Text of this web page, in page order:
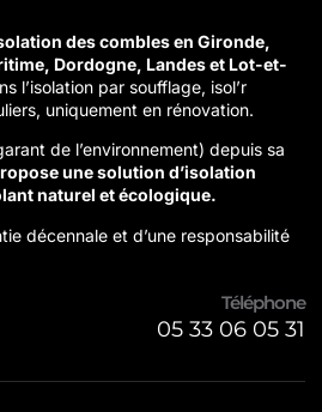
des combles en Gironde,
Dordogne, Landes et Lot-et-
l’isolation par soufflage, isol’r
uniquement en rénovation.
de l’environnement) depuis sa
une solution d’isolation
naturel et écologique.
décennale et d’une responsabilité
Téléphone
05 33 06 05 31